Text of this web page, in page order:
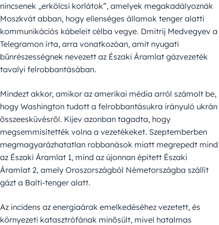
nincsenek „erkölcsi korlátok”, amelyek megakadályoznák
Moszkvát abban, hogy ellenséges államok tenger alatti
kommunikációs kábeleit célba vegye. Dmitrij Medvegyev a
Telegramon írta, arra vonatkozóan, amit nyugati
bűnrészességnek nevezett az Északi Áramlat gázvezeték
tavalyi felrobbantásában.
Mindezt akkor, amikor az amerikai média arról számolt be,
hogy Washington tudott a felrobbantásukra irányuló ukrán
összeesküvésről. Kijev azonban tagadta, hogy
megsemmisítették volna a vezetékeket. Szeptemberben
megmagyarázhatatlan robbanások miatt megrepedt mind
az Északi Áramlat 1, mind az újonnan épített Északi
Áramlat 2, amely Oroszországból Németországba szállít
gázt a Balti-tenger alatt.
Az incidens az energiaárak emelkedéséhez vezetett, és
környezeti katasztrófának minősült, mivel hatalmas